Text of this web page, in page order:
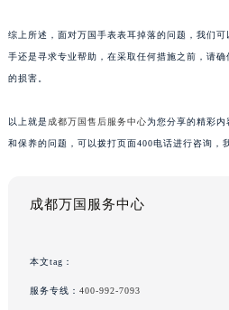
综上所述，面对万国手表表耳掉落的问题，我们
手还是寻求专业帮助，在采取任何措施之前，请
的损害。
以上就是 成都万国售后服务中心为您分享的精彩
和保养的问题，可以拨打页面400电话进行咨询，
成都万国服务中心
本文tag：
服务专线： 400-992-7093